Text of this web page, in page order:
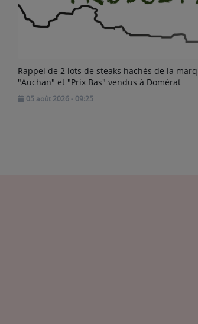
Rappel de 2 lots de steaks hachés de la
"Auchan" et "Prix Bas" vendus à Domérat
05 août 2026 - 09:25